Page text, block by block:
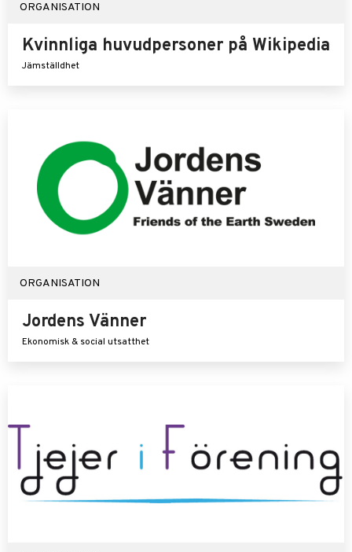
ORGANISATION
Kvinnliga huvudpersoner på Wikipedia
Jämställdhet
ORGANISATION
Jordens Vänner
Ekonomisk & social utsatthet